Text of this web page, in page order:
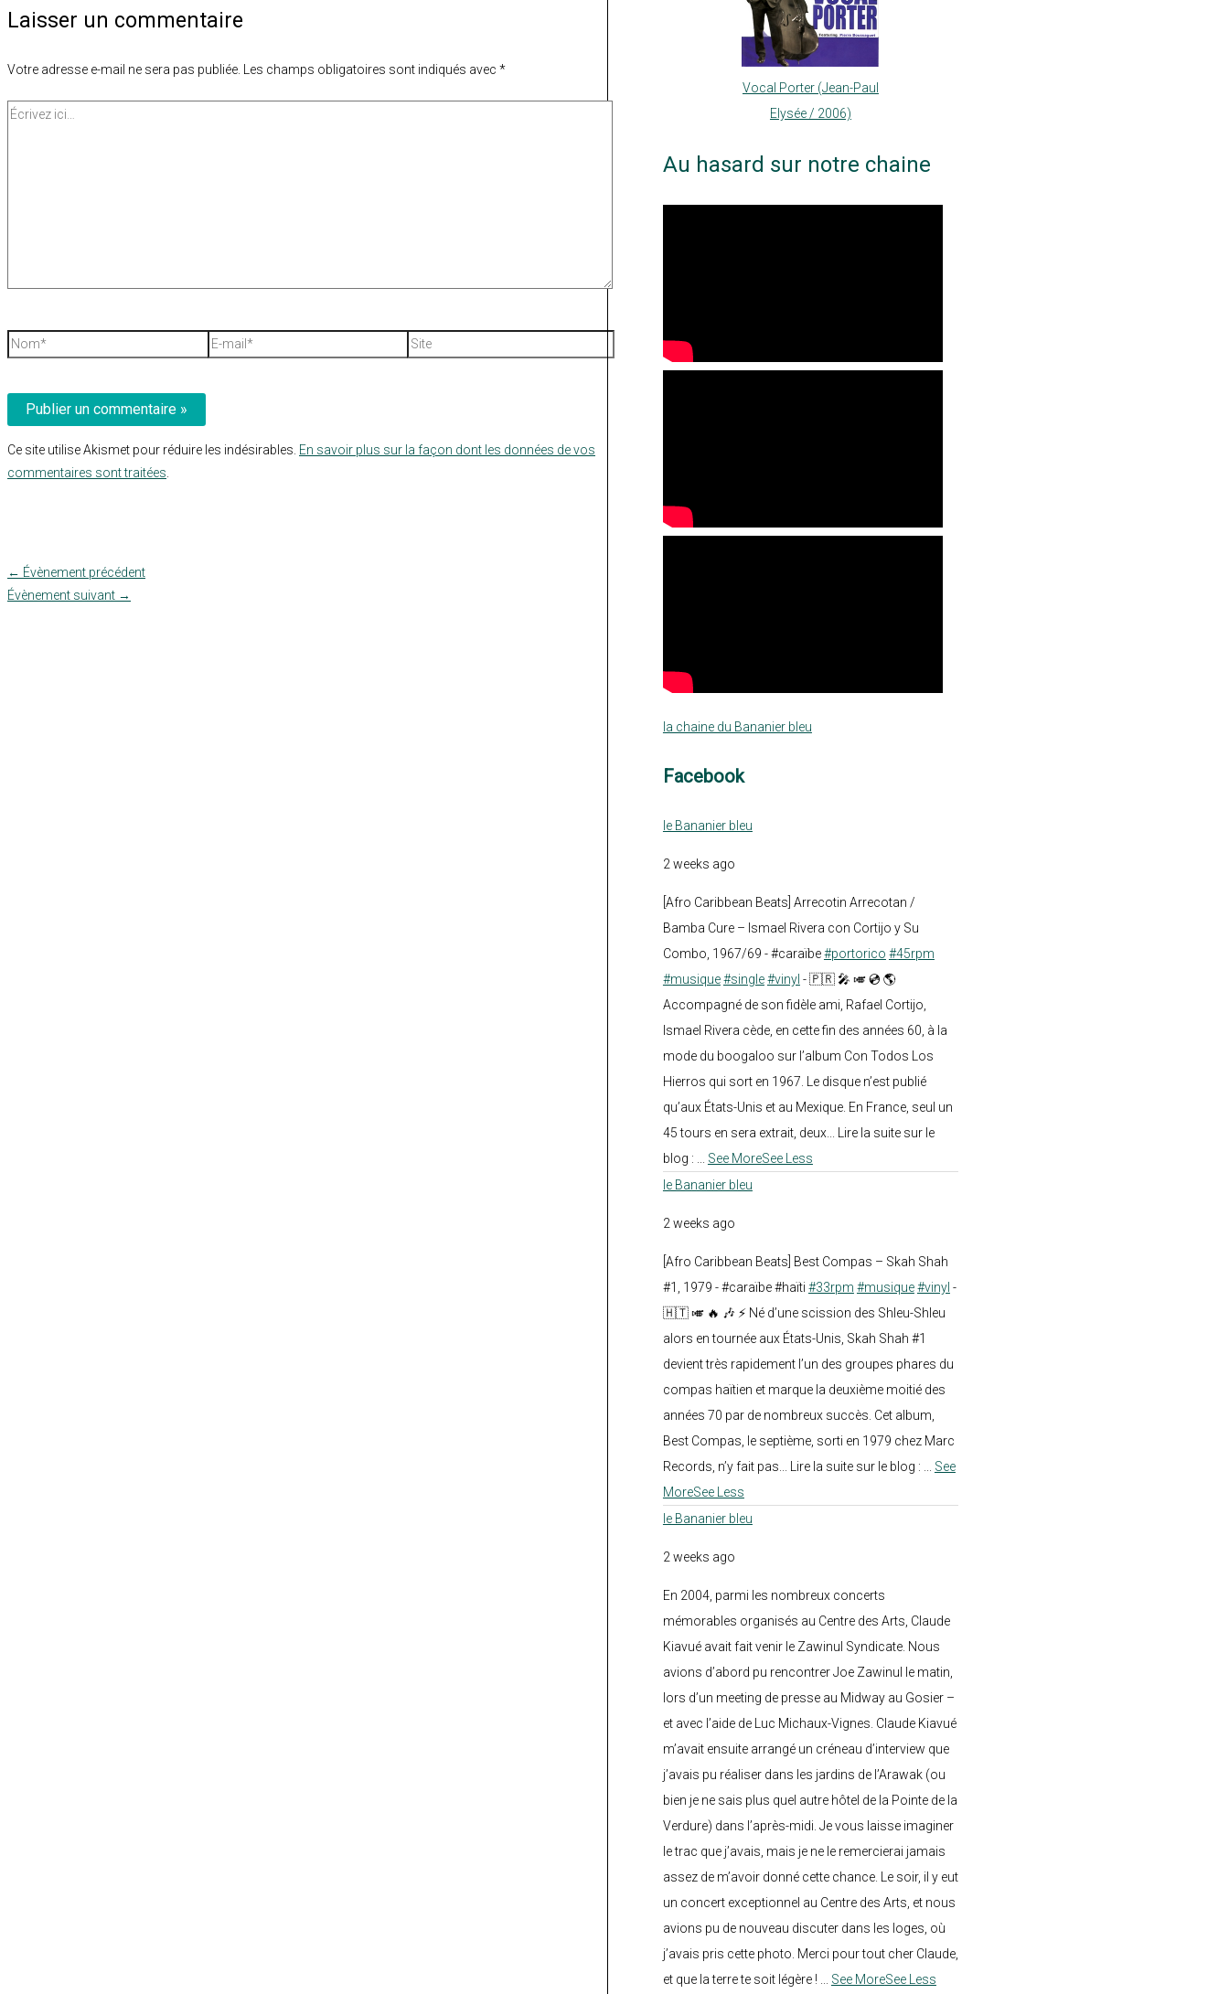
Laisser un commentaire
Votre adresse e-mail ne sera pas publiée. Les champs obligatoires sont indiqués avec *
Écrivez
Nom*
E-
mail*
Site
Ce site utilise Akismet pour réduire les indésirables. En savoir plus sur la façon dont les données de vos
commentaires sont traitées
← Évènement précédent
Évènement suivant →
Vocal Porter (Jean-Paul
Elysée / 2006)
Au hasard sur notre chaine
la chaine du Bananier bleu
Facebook
le Bananier bleu
2 weeks ago
[Afro Caribbean Beats] Arrecotin Arrecotan /
Bamba Cure – Ismael Rivera con Cortijo y Su
Combo, 1967/69 - #caraïbe#portorico #45rpm
#musique#single#vinyl - 🇵🇷 🎤 🎺 💿 🌎
Accompagné de son fidèle ami, Rafael Cortijo,
Ismael Rivera cède, en cette fin des années 60, à la
mode du boogaloo sur l’album Con Todos Los
Hierros qui sort en 1967. Le disque n’est publié
qu’aux États-Unis et au Mexique. En France, seul un
45 tours en sera extrait, deux... Lire la suite sur le
blog :
See MoreSee Less
le Bananier bleu
2 weeks ago
[Afro Caribbean Beats] Best Compas – Skah Shah
#1, 1979 - #caraïbe #haïti #33rpm #musique#vinyl -
🇭🇹 🎺 🔥 🎶 ⚡ Né d’une scission des Shleu-Shleu
alors en tournée aux États-Unis, Skah Shah #1
devient très rapidement l’un des groupes phares du
compas haïtien et marque la deuxième moitié des
années 70 par de nombreux succès. Cet album,
Best Compas, le septième, sorti en 1979 chez Marc
Records, n’y fait pas... Lire la suite sur le blog :
See
MoreSee Less
le Bananier bleu
2 weeks ago
En 2004, parmi les nombreux concerts
mémorables organisés au Centre des Arts, Claude
Kiavué avait fait venir le Zawinul Syndicate. Nous
avions d’abord pu rencontrer Joe Zawinul le matin,
lors d’un meeting de presse au Midway au Gosier –
et avec l’aide de Luc Michaux-Vignes. Claude Kiavué
m’avait ensuite arrangé un créneau d’interview que
j’avais pu réaliser dans les jardins de l’Arawak (ou
bien je ne sais plus quel autre hôtel de la Pointe de la
Verdure) dans l’après-midi. Je vous laisse imaginer
le trac que j’avais, mais je ne le remercierai jamais
assez de m’avoir donné cette chance. Le soir, il y eut
un concert exceptionnel au Centre des Arts, et nous
avions pu de nouveau discuter dans les loges, où
j’avais pris cette photo. Merci pour tout cher Claude,
et que la terre te soit légère !
See MoreSee Less